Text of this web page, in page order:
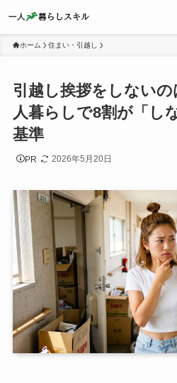
ホーム 住まい・引越し
引越し挨拶をしない
人暮らしで8割が「し
基準
PR 2026年5月20日